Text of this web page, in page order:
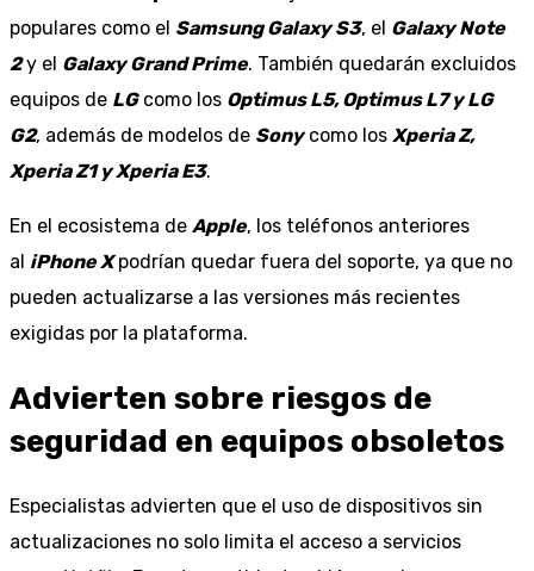
populares como el Samsung Galaxy S3, el Galaxy Note
2y el Galaxy Grand Prime. También quedarán excluidos
equipos de LG como los Optimus L5, Optimus L7 y LG
G2, además de modelos de Sony como los Xperia Z,
Xperia Z1 y Xperia E3.
En el ecosistema de Apple, los teléfonos anteriores
al iPhone X podrían quedar fuera del soporte, ya que no
pueden actualizarse a las versiones más recientes
exigidas por la plataforma.
Advierten sobre riesgos de
seguridad en equipos obsoletos
Especialistas advierten que el uso de dispositivos sin
actualizaciones no solo limita el acceso a servicios